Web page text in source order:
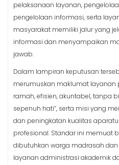
pelaksanaan layanan,
pengelolaan informasi, serta
masyarakat memiliki jalur yang
informasi dan menyampaikan
jawab.
Dalam lampiran keputusan
merumuskan maklumat layanan
ramah, efisien, akuntabel, tanpa
sepenuh hati”, serta misi yang
dan peningkatan kualitas
profesional. Standar ini memuat
dibutuhkan warga madrasah
layanan administrasi akademik